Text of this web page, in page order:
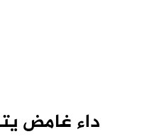
داء غامض